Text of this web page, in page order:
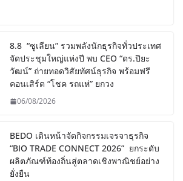
8.8 “ซูเลียน” รวมพลังนักธุรกิจทั่วประเทศ
จัดประชุมใหญ่แห่งปี พบ CEO “ดร.ปิยะ
วัฒน์” ถ่ายทอดวิสัยทัศน์ธุรกิจ พร้อมฟรี
คอนเสิร์ต “โชค รถแห่” ยกวง
06/08/2026
BEDO เดินหน้าจัดกิจกรรมเจรจาธุรกิจ
“BIO TRADE CONNECT 2026” ยกระดับ
ผลิตภัณฑ์ท้องถิ่นสู่ตลาดเชิงพาณิชย์อย่าง
ยั่งยืน